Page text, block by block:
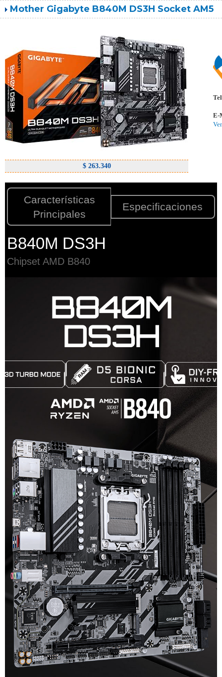
Mother Gigabyte B840M DS3H Socket AM5
$ 263.340
Tel
E-
Características
Principales
Especificaciones
B840M DS3H
Chipset AMD B840
B840M
DS3H